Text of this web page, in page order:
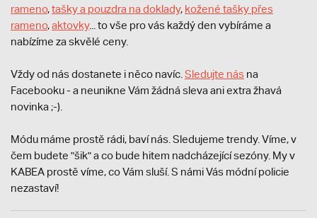
rameno,tašky a pouzdra na doklady, kožené tašky přes
rameno,aktovky... to vše pro vás každý den vybíráme a
nabízíme za skvělé ceny.
Vždy od nás dostanete i něco navíc. Sledujte nás na
Facebooku - a neunikne Vám žádná sleva ani extra žhavá
novinka ;-).
Módu máme prostě rádi, baví nás. Sledujeme trendy. Víme, v
čem budete "šik" a co bude hitem nadcházející sezóny. My v
KABEA prostě víme, co Vám sluší. S námi Vás módní policie
nezastaví!